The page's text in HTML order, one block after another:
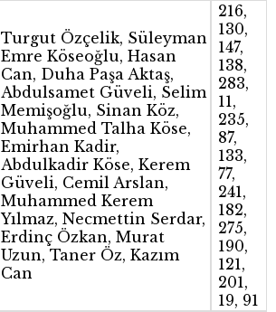
Turgut Özçelik, Süleyman
Emre Köseoğlu, Hasan
Can, Duha Paşa Aktaş,
Abdulsamet Güveli, Selim
Memişoğlu, Sinan Köz,
Muhammed Talha Köse,
Emirhan Kadir,
Abdulkadir Köse, Kerem
Güveli, Cemil Arslan,
Muhammed Kerem
Yılmaz, Necmettin Serdar,
Erdinç Özkan, Murat
Uzun, Taner Öz, Kazım
Can
216,
130,
147,
138,
283,
11,
235,
87,
133,
77,
241,
182,
275,
190,
121,
201,
19, 91